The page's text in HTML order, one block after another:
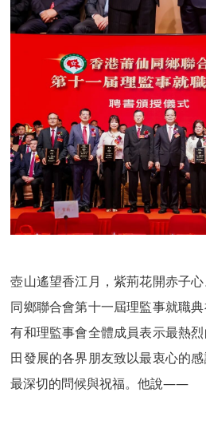
壺山遙望香江月，紫荊花開赤子
同鄉聯合會第十一屆理監事就職
有和理監事會全體成員表示最熱
田發展的各界朋友致以最衷心的
最深切的問候與祝福。他說——